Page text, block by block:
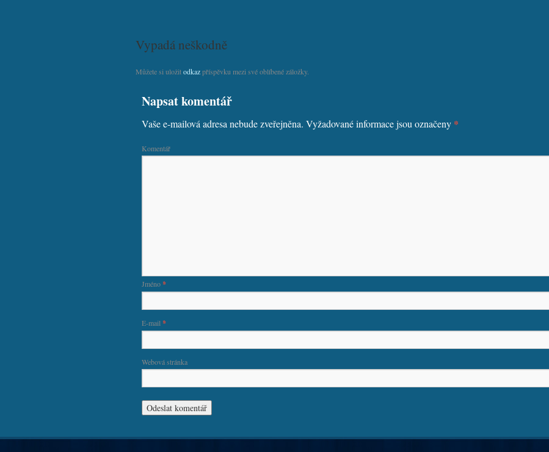
Vypadá neškodně
Můžete si uložitodkazpříspěvku mezi své oblíbené záložky.
Napsat komentář
Vaše e-mailová adresa nebude zveřejněna. Vyžadované informace jsou označeny *
Komentář
Jméno*
E-mail *
Webová stránka